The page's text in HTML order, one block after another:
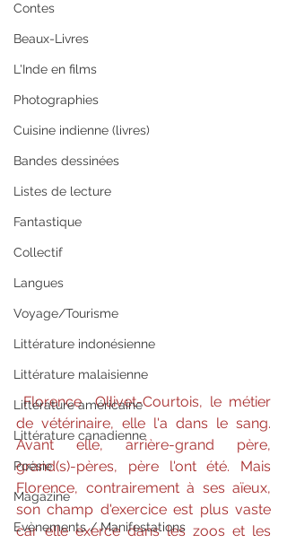
Contes
Beaux-Livres
L'Inde en films
Photographies
Cuisine indienne (livres)
Bandes dessinées
Listes de lecture
Fantastique
Collectif
Langues
Voyage/Tourisme
Littérature indonésienne
Littérature malaisienne
Littérature américaine
Littérature canadienne
Poésie
Magazine
Evènements / Manifestations
Florence  Ollivet-Courtois, le métier
de vétérinaire, elle l'a dans le sang.
Avant elle, arrière-grand père,
grand(s)-pères, père l'ont été. Mais
Florence, contrairement à ses aïeux,
son champ d'exercice est plus vaste
car elle exerce dans les zoos et les